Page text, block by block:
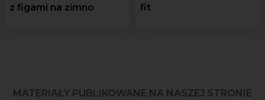
z figami na zimno
fit
MATERIAŁY PUBLIKOWANE NA NASZEJ STRONIE